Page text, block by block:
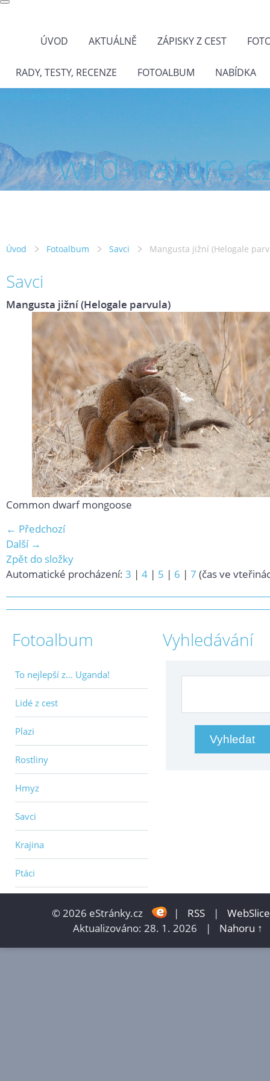
ÚVOD AKTUÁLNĚ ZÁPISKY Z CEST
RADY, TESTY, RECENZE FOTOALBUM NABÍDKA
wild-
Úvod Fotoalbum Savci Mangusta jižní (Helogale
Savci
Mangusta jižní (Helogale parvula)
Common dwarf mongoose
← Předchozí
Další →
Zpět do složky
Automatické procházení: 3 | 4 | 5 | 6 | 7 (čas ve
Fotoalbum
To nejlepší z... Uganda!
Lidé z cest
Plazi
Rostliny
Hmyz
Savci
Krajina
Ptáci
Vyhledávání
© 2026 eStránky.cz | RSS |
WebSlice
Aktualizováno: 28. 1. 2026
| Nahoru ↑